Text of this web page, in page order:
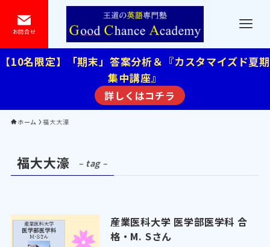
お問合せ
【10名限定】「期末」答案分析＆『カスタマイズド夏期
集中講座』
詳しくはコチラ
ホーム 福大大濠
福大大濠 – tag –
産業医科大学 医学部医学科 合
格・M. Sさん